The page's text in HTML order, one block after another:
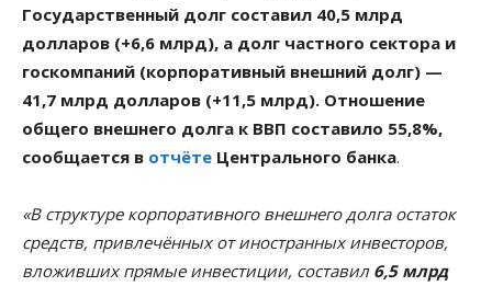
Государственный долг составил 40,5 млрд
долларов (+6,6 млрд), а долг частного сектора и
госкомпаний (корпоративный внешний долг) —
41,7 млрд долларов (+11,5 млрд). Отношение
общего внешнего долга к ВВП составило 55,8%,
сообщается в отчёте Центрального банка.
«В структуре корпоративного внешнего долга остаток
средств, привлечённых от иностранных инвесторов,
вложивших прямые инвестиции, составил6,5 млрд